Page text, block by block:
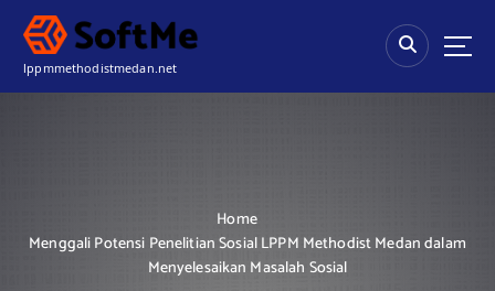
lppmmethodistmedan.net
Home
Menggali Potensi Penelitian Sosial LPPM Methodist Medan dalam
Menyelesaikan Masalah Sosial